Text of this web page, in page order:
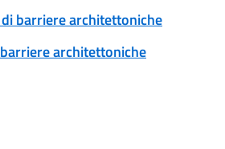
barriere architettoniche
architettoniche